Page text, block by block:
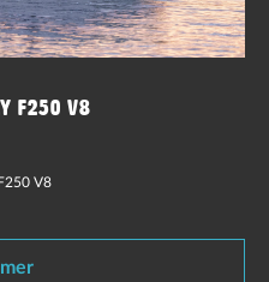
F250 V8
V8